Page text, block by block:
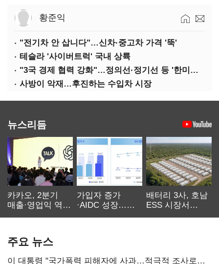
황준익
"전기차 안 삽니다"…신차·중고차 가격 '뚝'
테슬라 '사이버트럭' 국내 상륙
"3국 경제 협력 강화"…정의선·정기선 등 '한미일 경제대화' 참석
사방이 악재…후진하는 수입차 시장
뉴스리듬
카카오, 2분기
매출·영업익 역대
가입자 증가
·AIDC 성장…
배터리 3사, 호남
ESS 시장서
주요 뉴스
이 대통령 "국가폭력 피해자에 사과…적극적 조사로